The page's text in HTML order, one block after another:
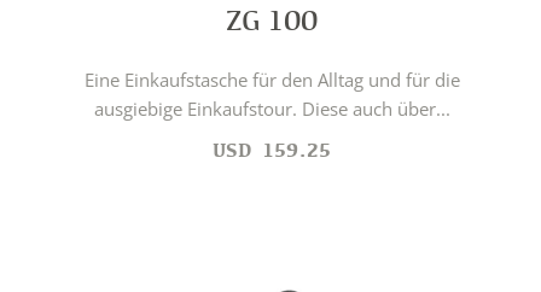
ZG 100
Eine Einkaufstasche für den Alltag und für die
ausgiebige Einkaufstour. Diese auch über...
USD 159.25